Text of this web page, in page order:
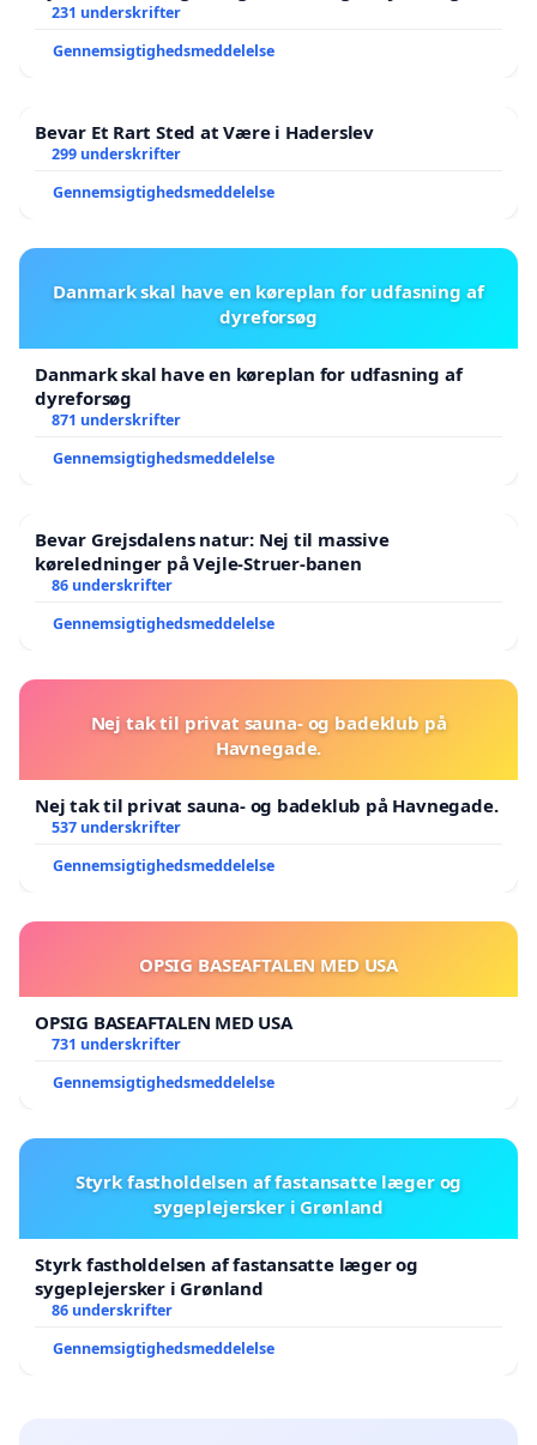
Der er
231 underskrifter
Gennemsigtighedsmeddelelse
Bevar Et Rart Sted at Være i Haderslev
299 underskrifter
Gennemsigtighedsmeddelelse
Danmark skal have en køreplan for udfasning af
dyreforsøg
Danmark skal have en køreplan for udfasning af
dyreforsøg
871 underskrifter
Gennemsigtighedsmeddelelse
Bevar Grejsdalens natur: Nej til massive
køreledninger på Vejle-Struer-banen
86 underskrifter
Gennemsigtighedsmeddelelse
Nej tak til privat sauna- og badeklub på
Havnegade.
Nej tak til privat sauna- og badeklub på Havnegade.
537 underskrifter
Gennemsigtighedsmeddelelse
OPSIG BASEAFTALEN MED USA
OPSIG BASEAFTALEN MED USA
731 underskrifter
Gennemsigtighedsmeddelelse
Styrk fastholdelsen af fastansatte læger og
sygeplejersker i Grønland
Styrk fastholdelsen af fastansatte læger og
sygeplejersker i Grønland
86 underskrifter
Gennemsigtighedsmeddelelse